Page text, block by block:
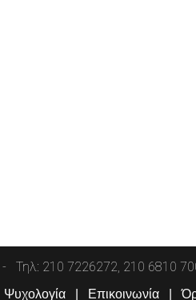
Τηλ: 210 7226272, 210 6810
Ψυχολογία Επικοινωνία